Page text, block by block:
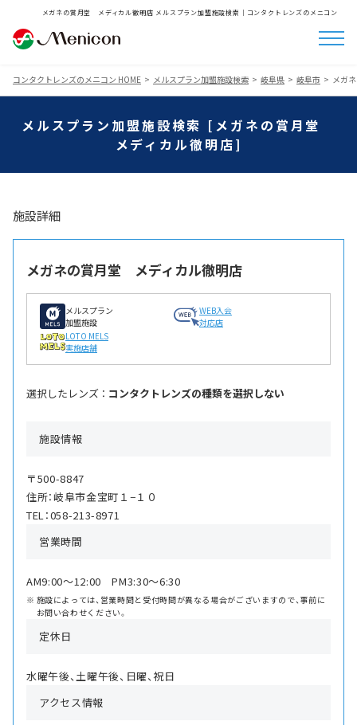
メガネの賞月堂 メディカル徹明店 メルスプラン加盟施設検索│コンタクトレンズのメニコン
コンタクトレンズのメニコン HOME メルスプラン加盟施設検索 岐阜県 岐阜市 メガ
メルスプラン加盟施設検索 [メガネの賞月堂
メディカル徹明店]
施設詳細
メガネの賞月堂 メディカル徹明店
メルスプラン
加盟施設
WEB入会
対応店
LOTO MELS
実施店舗
選択したレンズ ： コンタクトレンズの種類を選択しない
施設情報
〒500-8847
住所：岐阜市金宝町１−１０
TEL：058-213-8971
営業時間
AM9:00〜12:00 PM3:30〜6:30
施設によっては、営業時間と受付時間が異なる場合がございますので、事前に
お問い合わせください。
定休日
水曜午後、土曜午後、日曜、祝日
アクセス情報